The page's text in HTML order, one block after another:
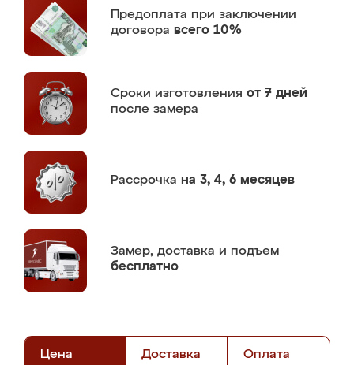
Предоплата при заключении
договора всего 10%
Сроки изготовления от 7 дней
после замера
Рассрочка на 3, 4, 6 месяцев
Замер, доставка и подъем
бесплатно
Цена Доставка Оплата